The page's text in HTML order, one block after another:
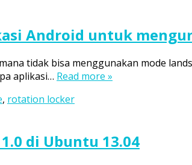
Android untuk
tidak bisa menggunakan mode
aplikasi… Read more »
, rotation locker
di Ubuntu 13.04